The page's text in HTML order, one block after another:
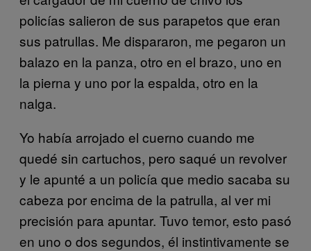
policías salieron de sus parapetos que eran
sus patrullas. Me dispararon, me pegaron un
balazo en la panza, otro en el brazo, uno en
la pierna y uno por la espalda, otro en la
nalga.
Yo había arrojado el cuerno cuando me
quedé sin cartuchos, pero saqué un revolver
y le apunté a un policía que medio sacaba su
cabeza por encima de la patrulla, al ver mi
precisión para apuntar. Tuvo temor, esto pasó
en uno o dos segundos, él instintivamente se